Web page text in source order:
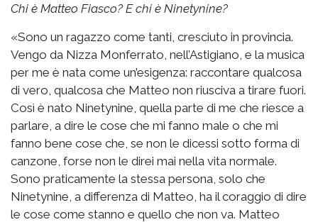
Chi è Matteo Fiasco? E chi è Ninetynine?
«Sono un ragazzo come tanti, cresciuto in provincia.
Vengo da Nizza Monferrato, nell’Astigiano, e la musica
per me è nata come un’esigenza: raccontare qualcosa
di vero, qualcosa che Matteo non riusciva a tirare fuori.
Così è nato Ninetynine, quella parte di me che riesce a
parlare, a dire le cose che mi fanno male o che mi
fanno bene cose che, se non le dicessi sotto forma di
canzone, forse non le direi mai nella vita normale.
Sono praticamente la stessa persona, solo che
Ninetynine, a differenza di Matteo, ha il coraggio di dire
le cose come stanno e quello che non va. Matteo